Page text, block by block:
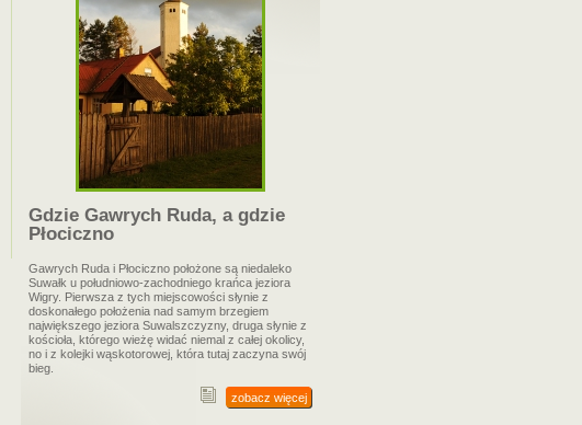
Gdzie Gawrych Ruda, a gdzie
Płociczno
Gawrych Ruda i Płociczno położone są niedaleko
Suwałk u południowo-zachodniego krańca jeziora
Wigry. Pierwsza z tych miejscowości słynie z
doskonałego położenia nad samym brzegiem
największego jeziora Suwalszczyzny, druga słynie z
kościoła, którego wieżę widać niemal z całej okolicy,
no i z kolejki wąskotorowej, która tutaj zaczyna swój
bieg.
zobacz więcej